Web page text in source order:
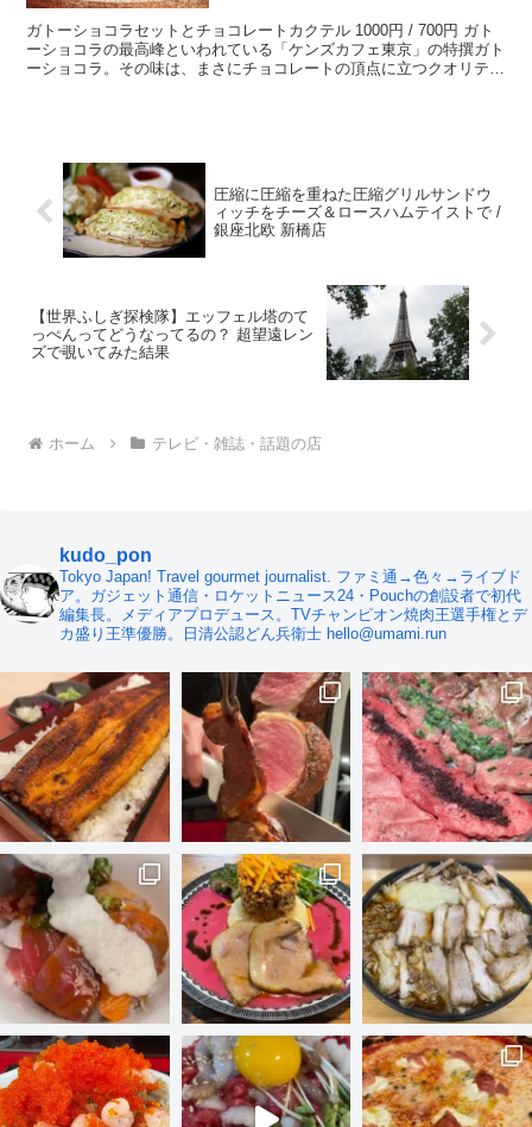
ガトーショコラセットとチョコレートカクテル 1000円 / 700円 ガト
ーショコラの最高峰といわれている「ケンズカフェ東京」の特撰ガト
ーショコラ。その味は、まさにチョコレートの頂点に立つクオリテ
圧縮に圧縮を重ねた圧縮グリルサンドウ
ィッチをチーズ＆ロースハムテイストで /
銀座北欧 新橋店
【世界ふしぎ探検隊】エッフェル塔のて
っぺんってどうなってるの？ 超望遠レン
ズで覗いてみた結果
ホーム テレビ・雑誌・話題の店
kudo_pon
Tokyo Japan! Travel gourmet journalist. ファミ通→色々→ライブド
ア。ガジェット通信・ロケットニュース24・Pouchの創設者で初代
編集長。メディアプロデュース。TVチャンピオン焼肉王選手権とデ
カ盛り王準優勝。日清公認どん兵衛士 hello@umami.run